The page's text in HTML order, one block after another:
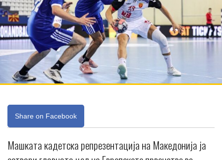
Share on Facebook
Машката кадетска репрезентација на Македонија ја